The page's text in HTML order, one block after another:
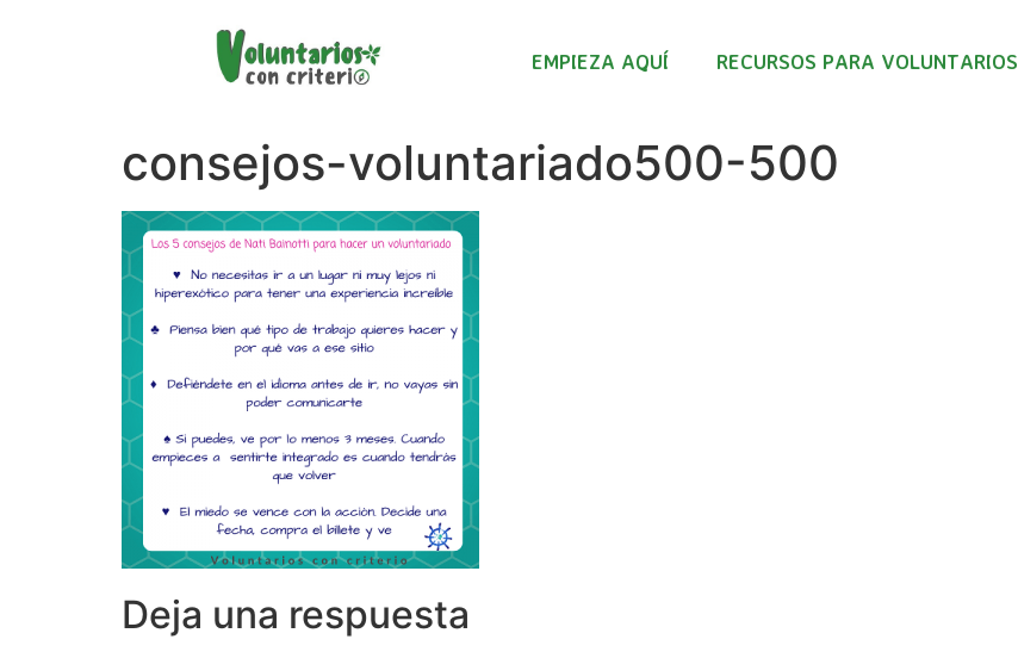
EMPIEZA AQUÍ RECURSOS PARA VOLUNTARIOS
consejos-voluntariado500-500
Deja una respuesta